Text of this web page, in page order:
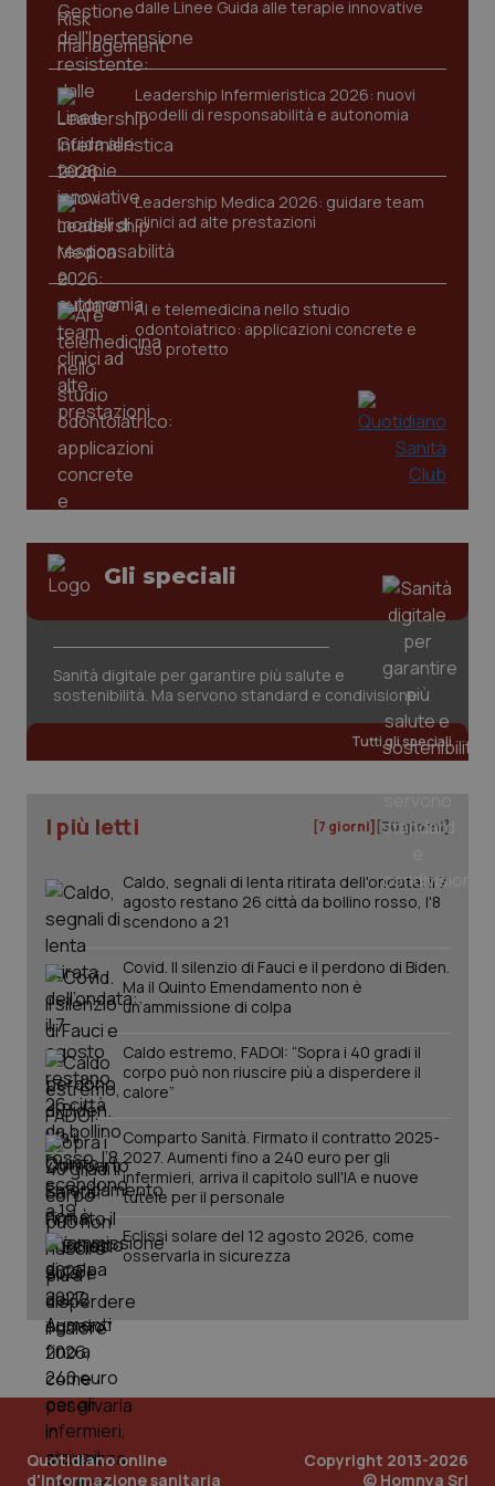
dalle Linee Guida alle terapie innovative
Leadership Infermieristica 2026: nuovi
modelli di responsabilità e autonomia
Leadership Medica 2026: guidare team
clinici ad alte prestazioni
AI e telemedicina nello studio
odontoiatrico: applicazioni concrete e
uso protetto
Gli speciali
Sanità digitale per garantire più salute e
sostenibilità. Ma servono standard e condivisione
Tutti gli speciali
I più letti [7 giorni] [30 giorni]
Caldo, segnali di lenta ritirata dell'ondata: il 7
agosto restano 26 città da bollino rosso, l'8
scendono a 21
Covid. Il silenzio di Fauci e il perdono di Biden.
Ma il Quinto Emendamento non è
un’ammissione di colpa
Caldo estremo, FADOI: “Sopra i 40 gradi il
corpo può non riuscire più a disperdere il
calore”
Comparto Sanità. Firmato il contratto 2025-
2027. Aumenti fino a 240 euro per gli
infermieri, arriva il capitolo sull'IA e nuove
tutele per il personale
Eclissi solare del 12 agosto 2026, come
osservarla in sicurezza
Quotidiano online
d'informazione sanitaria
Copyright 2013-2026
© Homnya Srl
Nome
Fornitore /Dominio
VISITOR_PRIVACY_METADATA
CookieScriptConsent
CookieScript
www.quotidianosanita.it
tracking-sites-ironfish-
tracking-enable
www.quotidianosanita.it
session-id
_ga